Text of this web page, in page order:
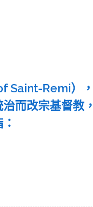
Saint-Remi）
而改宗基督教
：